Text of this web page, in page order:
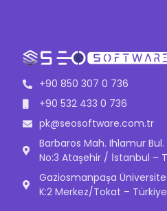
+90 850 307 0 736
+90 532 433 0 736
pk@seosoftware.com.tr
Barbaros Mah. Ihlamur
No:3 Ataşehir / İstanbul –
Gaziosmanpaşa
K:2 Merkez/Tokat – Türkiye